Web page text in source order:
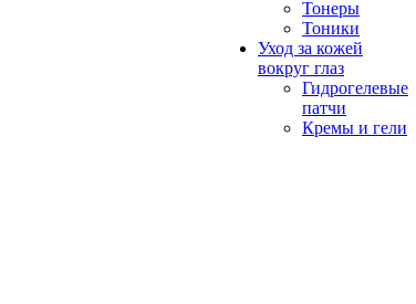
Тонеры
Тоники
Уход за кожей
вокруг глаз
Гидрогелевые
патчи
Кремы и гели